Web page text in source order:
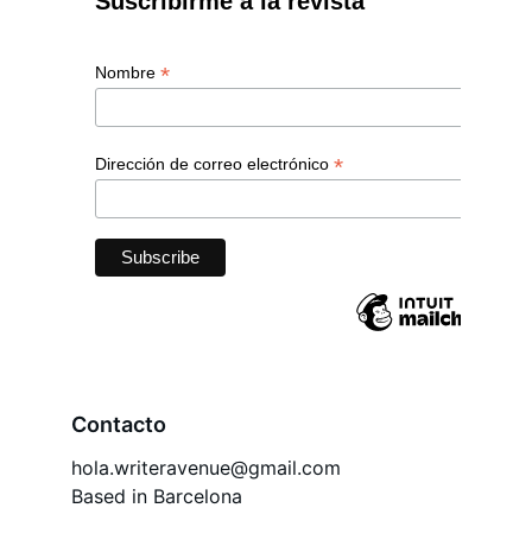
Contacto
hola.writeravenue@gmail.com
Based in Barcelona